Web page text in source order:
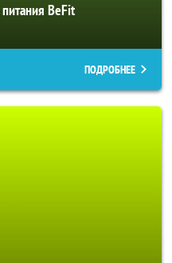
BeFit
ПОДРОБНЕЕ